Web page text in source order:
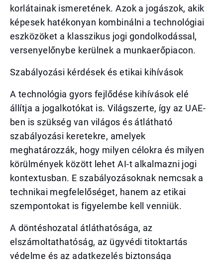
korlátainak ismeretének. Azok a jogászok, akik
képesek hatékonyan kombinálni a technológiai
eszközöket a klasszikus jogi gondolkodással,
versenyelőnybe kerülnek a munkaerőpiacon.
Szabályozási kérdések és etikai kihívások
A technológia gyors fejlődése kihívások elé
állítja a jogalkotókat is. Világszerte, így az UAE-
ben is szükség van világos és átlátható
szabályozási keretekre, amelyek
meghatározzák, hogy milyen célokra és milyen
körülmények között lehet AI-t alkalmazni jogi
kontextusban. E szabályozásoknak nemcsak a
technikai megfelelőséget, hanem az etikai
szempontokat is figyelembe kell venniük.
A döntéshozatal átláthatósága, az
elszámoltathatóság, az ügyvédi titoktartás
védelme és az adatkezelés biztonsága